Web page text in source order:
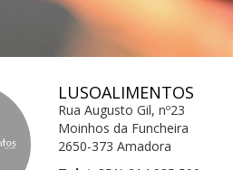
LUSOALIMENTOS
Rua Augusto Gil, nº23
Moinhos da Funcheira
2650-373 Amadora